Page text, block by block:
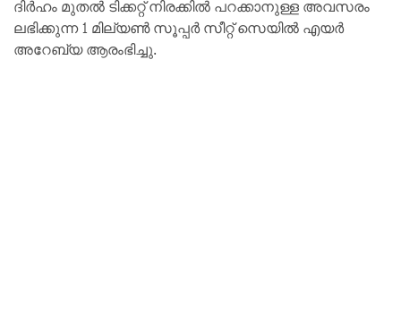
ദിർഹം മുതൽ ടിക്കറ്റ് നിരക്കിൽ പറക്കാനുള്ള അവസരം
ലഭിക്കുന്ന 1 മില്യൺ സൂപ്പർ സീറ്റ് സെയിൽ എയർ
അറേബ്യ ആരംഭിച്ചു.